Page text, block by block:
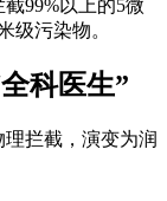
99%以上的5微
级污染物。
科医生”
拦截，演变为润